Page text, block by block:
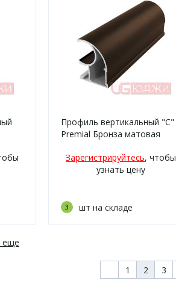
Профиль вертикальный "C"
Premial Бронза матовая
Зарегистрируйтесь, чтобы
узнать цену
3 шт на складе
еще
1 2 3